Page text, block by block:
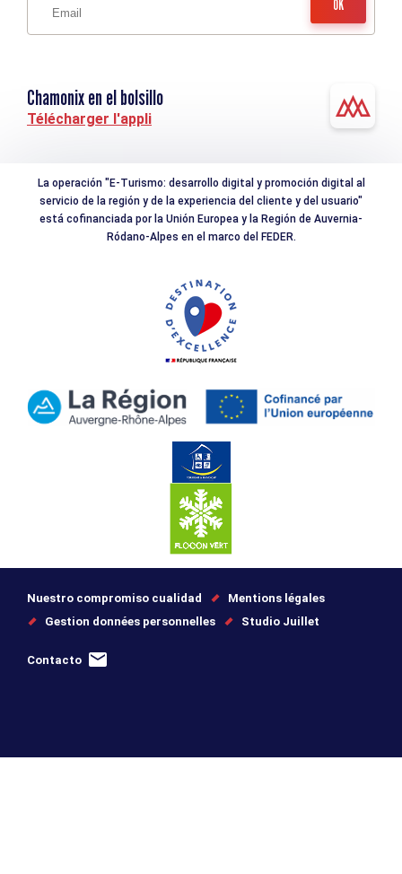
Chamonix en el bolsillo
Télécharger l'appli
La operación "E-Turismo: desarrollo digital y promoción digital al
servicio de la región y de la experiencia del cliente y del usuario"
está cofinanciada por la Unión Europea y la Región de Auvernia-
Ródano-Alpes en el marco del FEDER.
Nuestro compromiso cualidad
Mentions légales
Gestion données personnelles
Studio Juillet
Contacto